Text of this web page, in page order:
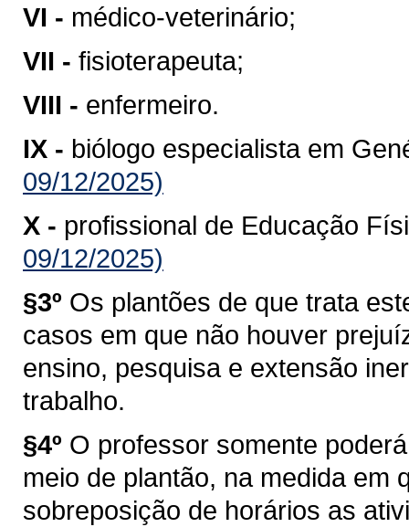
VI - médico-veterinário;
VII - fisioterapeuta;
VIII - enfermeiro.
IX - biólogo especialista em
09/12/2025)
X - profissional de Educação
09/12/2025)
§3º Os plantões de que trata
casos em que não houver
ensino, pesquisa e extensão
trabalho.
§4º O professor somente
meio de plantão, na medida em
sobreposição de horários as